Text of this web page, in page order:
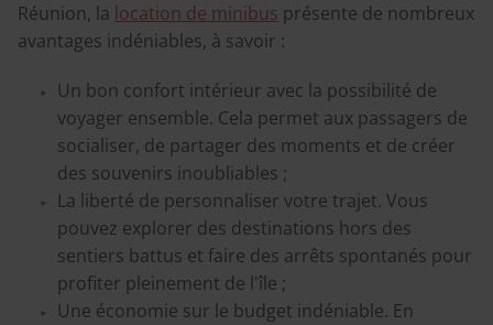
Réunion, la location de minibus présente de nombreux
avantages indéniables, à savoir :
Un bon confort intérieur avec la possibilité de
voyager ensemble. Cela permet aux passagers de
socialiser, de partager des moments et de créer
des souvenirs inoubliables ;
La liberté de personnaliser votre trajet. Vous
pouvez explorer des destinations hors des
sentiers battus et faire des arrêts spontanés pour
profiter pleinement de l'île ;
Une économie sur le budget indéniable. En